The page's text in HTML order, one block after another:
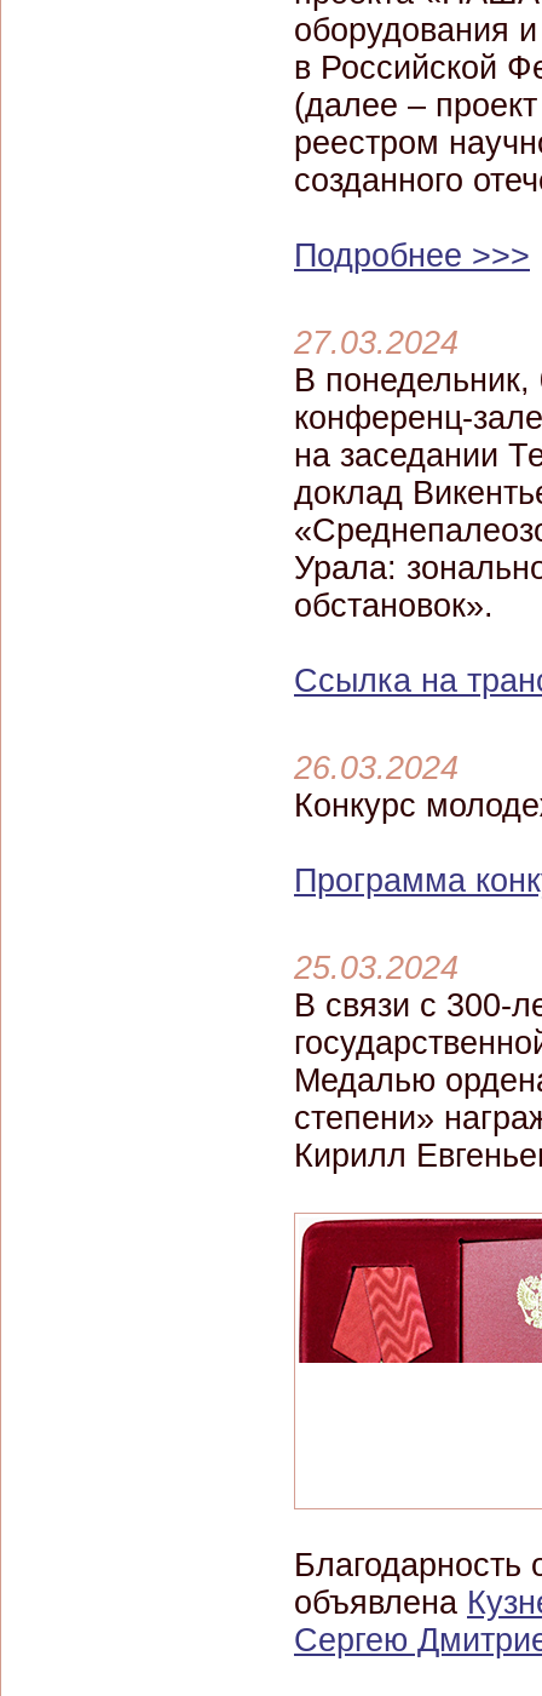
оборудования
в Российской
(далее –
реестром
созданного
Подробнее >>>
27.03.2024
В понедельник,
конференц-
на заседании
доклад
Урала:
обстановок».
Ссылка на
26.03.2024
Конкурс
Программа
25.03.2024
В связи с 300-
Медалью
степени»
Кирилл
Благодарность
объявлена
Сергею